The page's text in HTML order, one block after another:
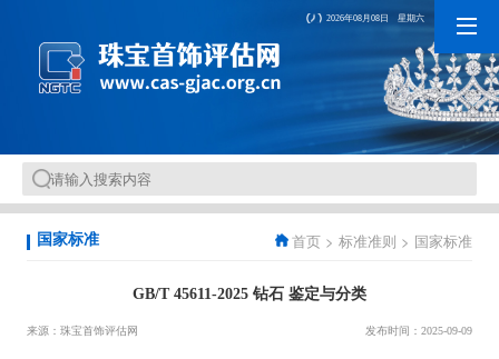
2026年08月08日 星期六
国家标准 首页 > 标准准则 > 国家标准
GB/T 45611-2025 钻石 鉴定与分类
来源：珠宝首饰评估网 发布时间：2025-09-09